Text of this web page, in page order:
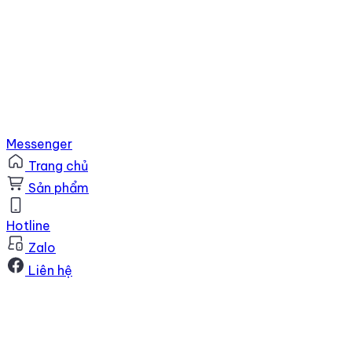
Messenger
Trang chủ
Sản phẩm
Hotline
Zalo
Liên hệ